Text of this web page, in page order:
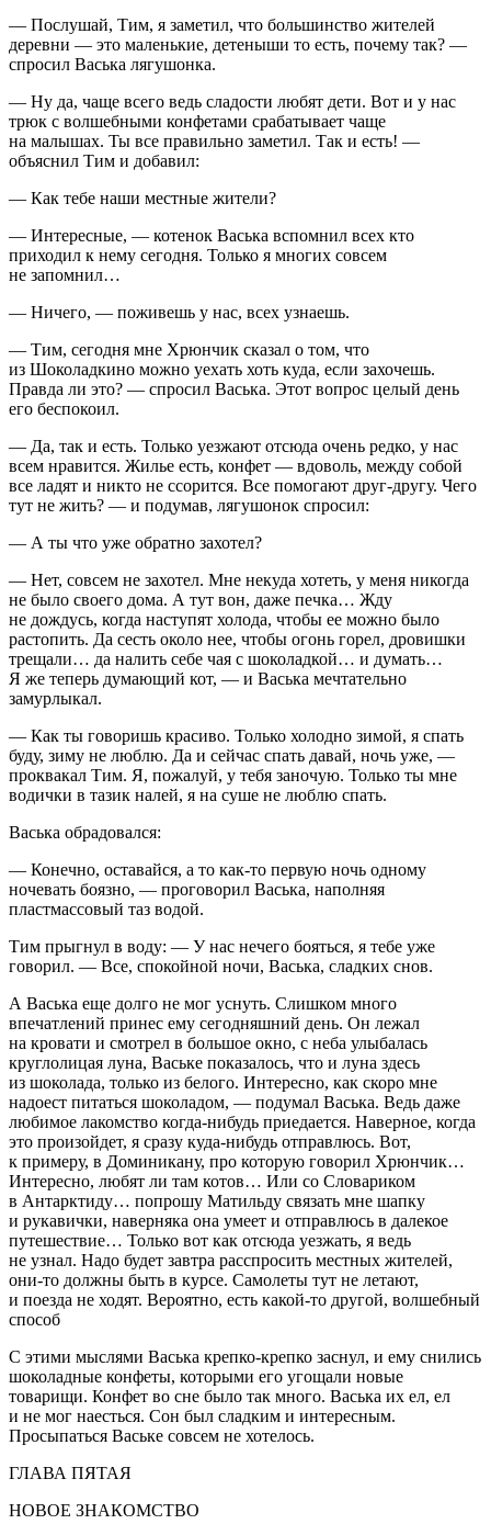
— Послушай, Тим, я заметил, что большинство жителей
деревни — это маленькие, детеныши то есть, почему так? —
спросил Васька лягушонка.
— Ну да, чаще всего ведь сладости любят дети. Вот и у нас
трюк с волшебными конфетами срабатывает чаще
на малышах. Ты все правильно заметил. Так и есть! —
объяснил Тим и добавил:
— Как тебе наши местные жители?
— Интересные, — котенок Васька вспомнил всех кто
приходил к нему сегодня. Только я многих совсем
не запомнил…
— Ничего, — поживешь у нас, всех узнаешь.
— Тим, сегодня мне Хрюнчик сказал о том, что
из Шоколадкино можно уехать хоть куда, если захочешь.
Правда ли это? — спросил Васька. Этот вопрос целый день
его беспокоил.
— Да, так и есть. Только уезжают отсюда очень редко, у нас
всем нравится. Жилье есть, конфет — вдоволь, между собой
все ладят и никто не ссорится. Все помогают друг-другу. Чего
тут не жить? — и подумав, лягушонок спросил:
— А ты что уже обратно захотел?
— Нет, совсем не захотел. Мне некуда хотеть, у меня никогда
не было своего дома. А тут вон, даже печка… Жду
не дождусь, когда наступят холода, чтобы ее можно было
растопить. Да сесть около нее, чтобы огонь горел, дровишки
трещали… да налить себе чая с шоколадкой… и думать…
Я же теперь думающий кот, — и Васька мечтательно
замурлыкал.
— Как ты говоришь красиво. Только холодно зимой, я спать
буду, зиму не люблю. Да и сейчас спать давай, ночь уже, —
проквакал Тим. Я, пожалуй, у тебя заночую. Только ты мне
водички в тазик налей, я на суше не люблю спать.
Васька обрадовался:
— Конечно, оставайся, а то как-то первую ночь одному
ночевать боязно, — проговорил Васька, наполняя
пластмассовый таз водой.
Тим прыгнул в воду: — У нас нечего бояться, я тебе уже
говорил. — Все, спокойной ночи, Васька, сладких снов.
А Васька еще долго не мог уснуть. Слишком много
впечатлений принес ему сегодняшний день. Он лежал
на кровати и смотрел в большое окно, с неба улыбалась
круглолицая луна, Ваське показалось, что и луна здесь
из шоколада, только из белого. Интересно, как скоро мне
надоест питаться шоколадом, — подумал Васька. Ведь даже
любимое лакомство когда-нибудь приедается. Наверное, когда
это произойдет, я сразу куда-нибудь отправлюсь. Вот,
к примеру, в Доминикану, про которую говорил Хрюнчик…
Интересно, любят ли там котов… Или со Словариком
в Антарктиду… попрошу Матильду связать мне шапку
и рукавички, наверняка она умеет и отправлюсь в далекое
путешествие… Только вот как отсюда уезжать, я ведь
не узнал. Надо будет завтра расспросить местных жителей,
они-то должны быть в курсе. Самолеты тут не летают,
и поезда не ходят. Вероятно, есть какой-то другой, волшебный
способ
С этими мыслями Васька крепко-крепко заснул, и ему снились
шоколадные конфеты, которыми его угощали новые
товарищи. Конфет во сне было так много. Васька их ел, ел
и не мог наесться. Сон был сладким и интересным.
Просыпаться Ваське совсем не хотелось.
ГЛАВА ПЯТАЯ
НОВОЕ ЗНАКОМСТВО